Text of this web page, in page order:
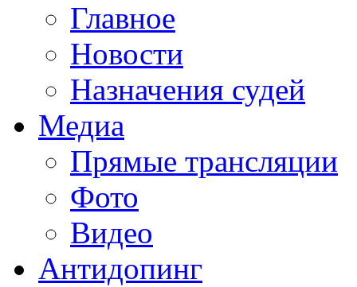
Главное
Новости
Назначения судей
Медиа
Прямые трансляции
Фото
Видео
Антидопинг